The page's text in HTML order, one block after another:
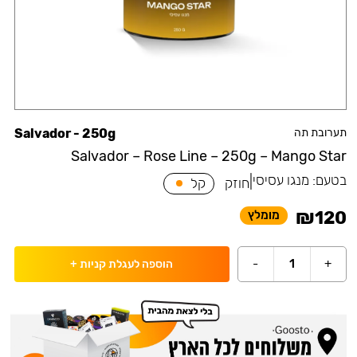
תערובת תה
Salvador – Rose Line – 250g – Mango Star
Salvador - 250g
בטעם: מנגו עסיסי חוזק קל
₪120 מומלץ
+
1
- הוספה לעגלת קניות +